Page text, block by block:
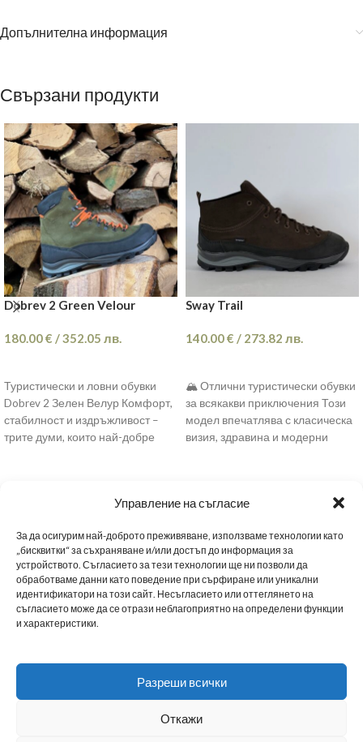
Управление на съгласие
За да осигурим най-доброто преживяване, използваме технологии като
„бисквитки“ за съхраняване и/или достъп до информация за
устройството. Съгласието за тези технологии ще ни позволи да
обработваме данни като поведение при сърфиране или уникални
идентификатори на този сайт. Несъгласието или оттеглянето на
съгласието може да се отрази неблагоприятно на определени функции
и характеристики.
Разреши всички
Откажи
Допълнителна информация
Свързани продукти
Dobrev 2 Green Velour
180.00€ /352.05 лв.
Туристически и ловни обувки
Dobrev 2 Зелен Велур Комфорт,
стабилност и издръжливост –
трите думи, които най-добре
Sway Trail
140.00€ / 273.82 лв.
🏔 Отлични туристически обувки
за всякакви приключения Този
модел впечатлява с класическа
визия, здравина и модерни
МЪЖКИ ОБУВКИДАМСКИ ОБУВКИМАРАТОНКИЗА НАСНОВИНИ
ТАБЛИЦА С РАЗМЕРИПОЛИТИКА ЗА ПОВЕРИТЕЛНОСТ
BG